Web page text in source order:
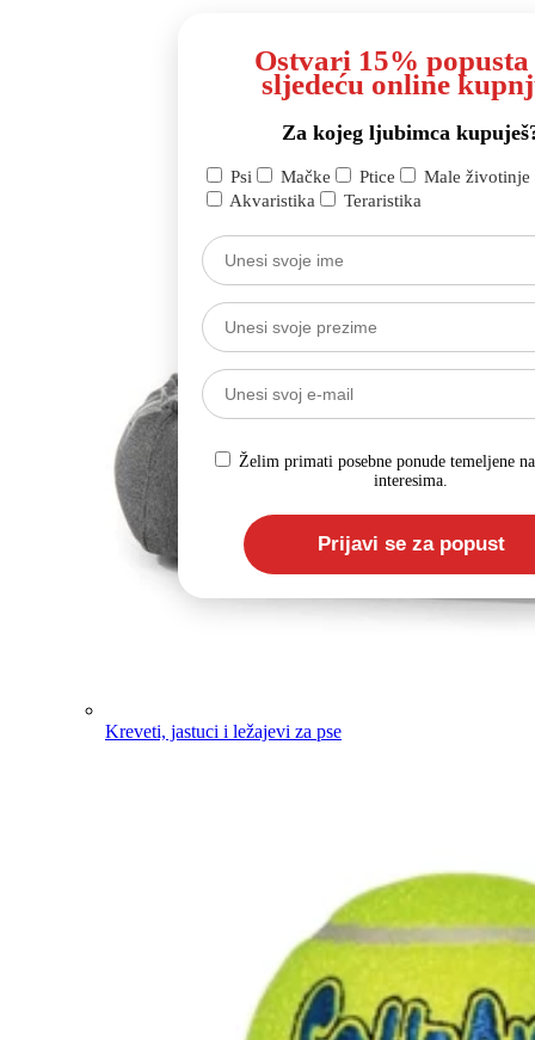
Kreveti, jastuci i ležajevi za pse
Ostvari 15% popusta
sljedeću online
Za kojeg ljubimca
Psi Mačke Ptice
Male životinje
Akvaristika
Teraristika
Želim primati posebne ponude temeljene
interesima.